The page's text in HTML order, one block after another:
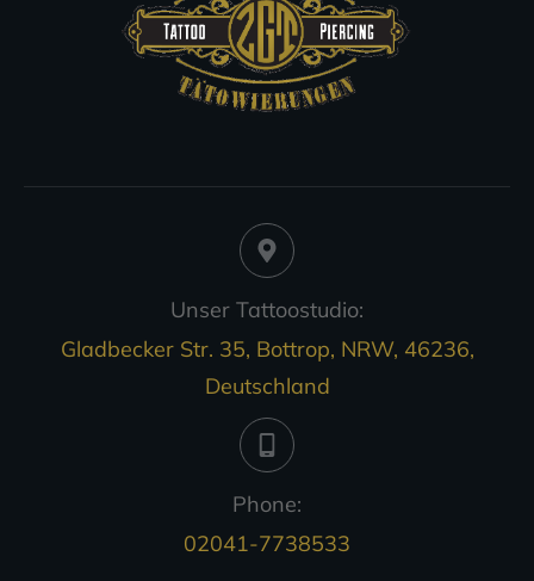
Unser Tattoostudio:
Gladbecker Str. 35, Bottrop, NRW, 46236,
Deutschland
Phone:
02041-7738533